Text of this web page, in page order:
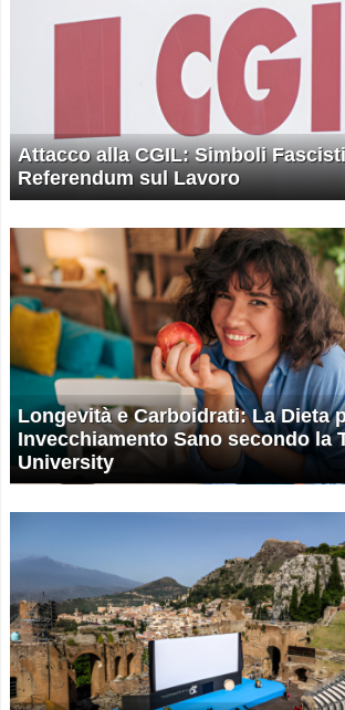
Attacco alla CGIL: Simboli
Referendum sul Lavoro
Longevità e Carboidrati: La Dieta
Invecchiamento Sano secondo la
University